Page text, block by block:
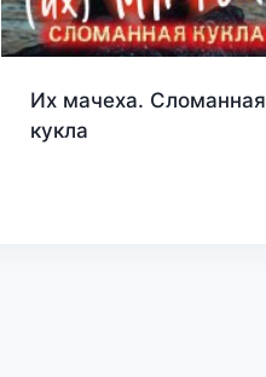
Их мачеха. Сломанная
кукла